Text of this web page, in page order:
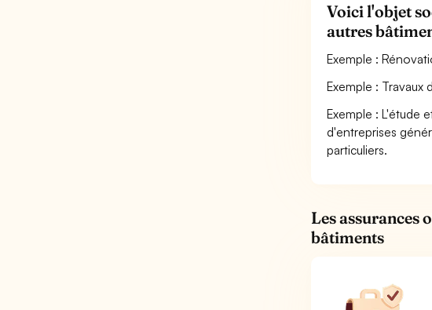
Voici l'objet
autres
Exemple :
Exemple :
Exemple : L'étude
d'entreprises
particuliers.
Les assurances
bâtiments